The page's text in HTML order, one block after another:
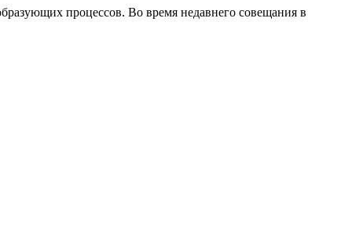
процессов. Во время недавнего совещания в